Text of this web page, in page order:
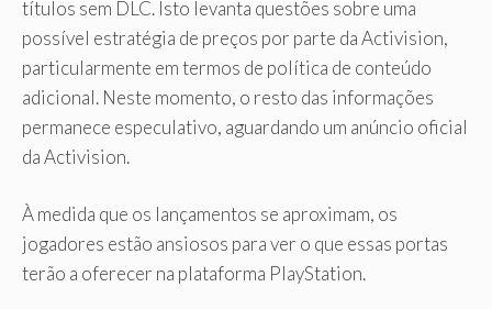
títulos sem DLC. Isto levanta questões sobre uma
possível estratégia de preços por parte da Activision,
particularmente em termos de política de conteúdo
adicional. Neste momento, o resto das informações
permanece especulativo, aguardando um anúncio oficial
da Activision.
À medida que os lançamentos se aproximam, os
jogadores estão ansiosos para ver o que essas portas
terão a oferecer na plataforma PlayStation.